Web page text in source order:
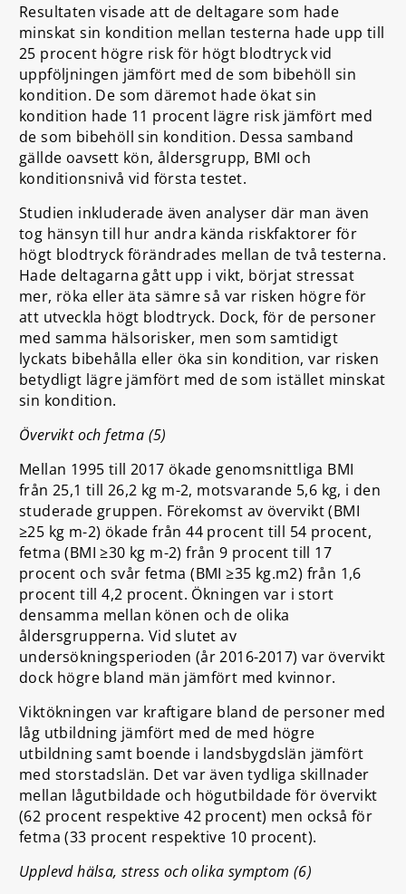
Resultaten visade att de deltagare som hade
minskat sin kondition mellan testerna hade upp till
25 procent högre risk för högt blodtryck vid
uppföljningen jämfört med de som bibehöll sin
kondition. De som däremot hade ökat sin
kondition hade 11 procent lägre risk jämfört med
de som bibehöll sin kondition. Dessa samband
gällde oavsett kön, åldersgrupp, BMI och
konditionsnivå vid första testet.
Studien inkluderade även analyser där man även
tog hänsyn till hur andra kända riskfaktorer för
högt blodtryck förändrades mellan de två testerna.
Hade deltagarna gått upp i vikt, börjat stressat
mer, röka eller äta sämre så var risken högre för
att utveckla högt blodtryck. Dock, för de personer
med samma hälsorisker, men som samtidigt
lyckats bibehålla eller öka sin kondition, var risken
betydligt lägre jämfört med de som istället minskat
sin kondition.
Övervikt och fetma (5)
Mellan 1995 till 2017 ökade genomsnittliga BMI
från 25,1 till 26,2 kg m-2, motsvarande 5,6 kg, i den
studerade gruppen. Förekomst av övervikt (BMI
≥25 kg m-2) ökade från 44 procent till 54 procent,
fetma (BMI ≥30 kg m-2) från 9 procent till 17
procent och svår fetma (BMI ≥35 kg.m2) från 1,6
procent till 4,2 procent. Ökningen var i stort
densamma mellan könen och de olika
åldersgrupperna. Vid slutet av
undersökningsperioden (år 2016-2017) var övervikt
dock högre bland män jämfört med kvinnor.
Viktökningen var kraftigare bland de personer med
låg utbildning jämfört med de med högre
utbildning samt boende i landsbygdslän jämfört
med storstadslän. Det var även tydliga skillnader
mellan lågutbildade och högutbildade för övervikt
(62 procent respektive 42 procent) men också för
fetma (33 procent respektive 10 procent).
Upplevd hälsa, stress och olika symptom (6)